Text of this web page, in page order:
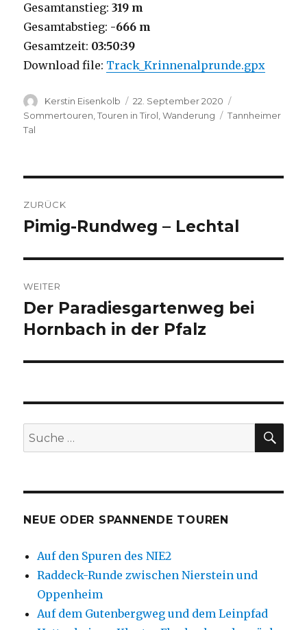
Gesamtanstieg: 319 m
Gesamtabstieg: -666 m
Gesamtzeit: 03:50:39
Download file: Track_Krinnenalprunde.gpx
Autor
Kerstin Eisenkolb
Veröffentlicht
am
22. September 2020
Sommertouren,Touren in Tirol,Wanderung Schlagwörter
Tannheimer
Tal
ZURÜCK
Vorheriger
Pimig-Rundweg – Lechtal
WEITER
Nächster
Beitrag:
Der Paradiesgartenweg bei
Hornbach in der Pfalz
Suche
nach:
NEUE ODER SPANNENDE TOUREN
Auf den Spuren des NIE2
Raddeck-Runde zwischen Nierstein und
Oppenheim
Auf dem Gutenbergweg und dem Leinpfad